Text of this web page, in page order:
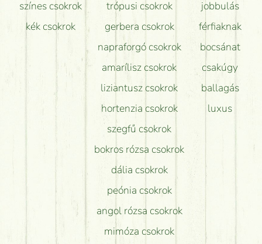
színes csokrok
kék csokrok
trópusi csokrok
gerbera csokrok
napraforgó csokrok
amarílisz csokrok
liziantusz csokrok
hortenzia csokrok
szegfű csokrok
bokros rózsa csokrok
dália csokrok
peónia csokrok
angol rózsa csokrok
mimóza csokrok
jobbulás
férfiaknak
bocsánat
csakúgy
ballagás
luxus